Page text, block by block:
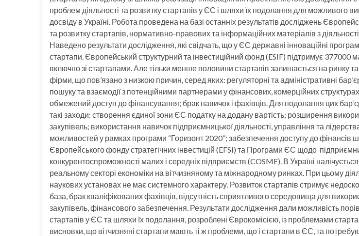
проблем діяльності та розвитку стартапів у ЄС і шляхи їх подолання для можливого
досвіду в Україні. Робота проведена на базі останніх результатів досліджень
та розвитку стартапів, нормативно-правових та інформаційних матеріалів з діяльності
Наведено результати дослідження, які свідчать, що у ЄС державні інноваційні
стартапи. Європейський структурний та інвестиційний фонд (ESIF) підтримує 377000
включно зі стартапами. Але тільки менше половини стартапів залишається на ринку та
фірми, що пов’язано з низкою причин, серед яких: регуляторні та адміністративні
пошуку та взаємодії з потенційними партнерами у фінансових, комерційних
обмежений доступ до фінансування; брак навичок і фахівців. Для подолання цих
такі заходи: створення єдиної зони ЄС податку на додану вартість; розширення
закупівель; використання навичок підприємницької діяльності, управління та
можливостей у рамках програми “Горизонт 2020”; забезпечення доступу до фінансів
Європейського фонду стратегічних інвестицій (EFSI) та Програми ЄС щодо
конкурентоспроможності малих і середніх підприємств (COSME). В Україні
реальному секторі економіки на вітчизняному та міжнародному ринках. При цьому
наукових установах не має системного характеру. Розвиток стартапів стримує
база, брак кваліфікованих фахівців, відсутність сприятливого середовища для
закупівель, фінансового забезпечення. Результати дослідження дали можливість
стартапів у ЄС та шляхи їх подолання, розроблені Єврокомісією, із проблемами
висновки, що вітчизняні стартапи мають ті ж проблеми, що і стартапи в ЄС, та